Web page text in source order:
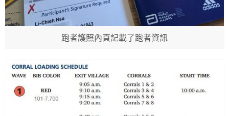
跑者護照內頁記載了跑者資訊